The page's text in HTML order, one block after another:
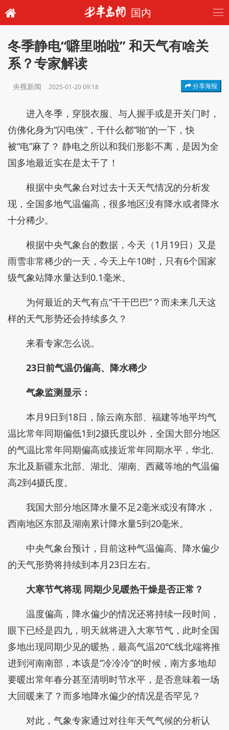
国内
冬季静电“噼里啪啦” 和天气有啥关
系？专家解读
央视新闻 2025-01-20 09:18 分享海报
进入冬季，穿脱衣服、与人握手或是开关门时，
仿佛化身为“闪电侠”，干什么都“啪”的一下，快
被“电”麻了？ 静电之所以和我们形影不离，是因为全
国多地最近实在是太干了！
根据中央气象台对过去十天天气情况的分析发
现，全国多地气温偏高，很多地区没有降水或者降水
十分稀少。
根据中央气象台的数据，今天（1月19日）又是
雨雪非常稀少的一天，今天上午10时，只有6个国家
级气象站降水量达到0.1毫米。
为何最近的天气有点“干干巴巴”？而未来几天这
样的天气形势还会持续多久？
来看专家怎么说。
23日前气温仍偏高、降水稀少
气象监测显示：
本月9日到18日，除云南东部、福建等地平均气
温比常年同期偏低1到2摄氏度以外，全国大部分地区
的气温比常年同期偏高或接近常年同期水平，华北、
东北及新疆东北部、湖北、湖南、西藏等地的气温偏
高2到4摄氏度。
我国大部分地区降水量不足2毫米或没有降水，
西南地区东部及湖南累计降水量5到20毫米。
中央气象台预计，目前这种气温偏高、降水偏少
的天气形势将持续到本月23日左右。
大寒节气将现 同期少见暖热干燥是否正常？
温度偏高，降水偏少的情况还将持续一段时间，
眼下已经是四九，明天就将进入大寒节气，此时全国
多地出现同期少见的暖热，最高气温20℃线北端将推
进到河南南部，本该是“冷冷冷”的时候，南方多地却
要暖出常年春分甚至清明时节水平，是否意味着一场
大回暖来了？而多地降水偏少的情况是否罕见？
对此，气象专家通过对往年天气气候的分析认